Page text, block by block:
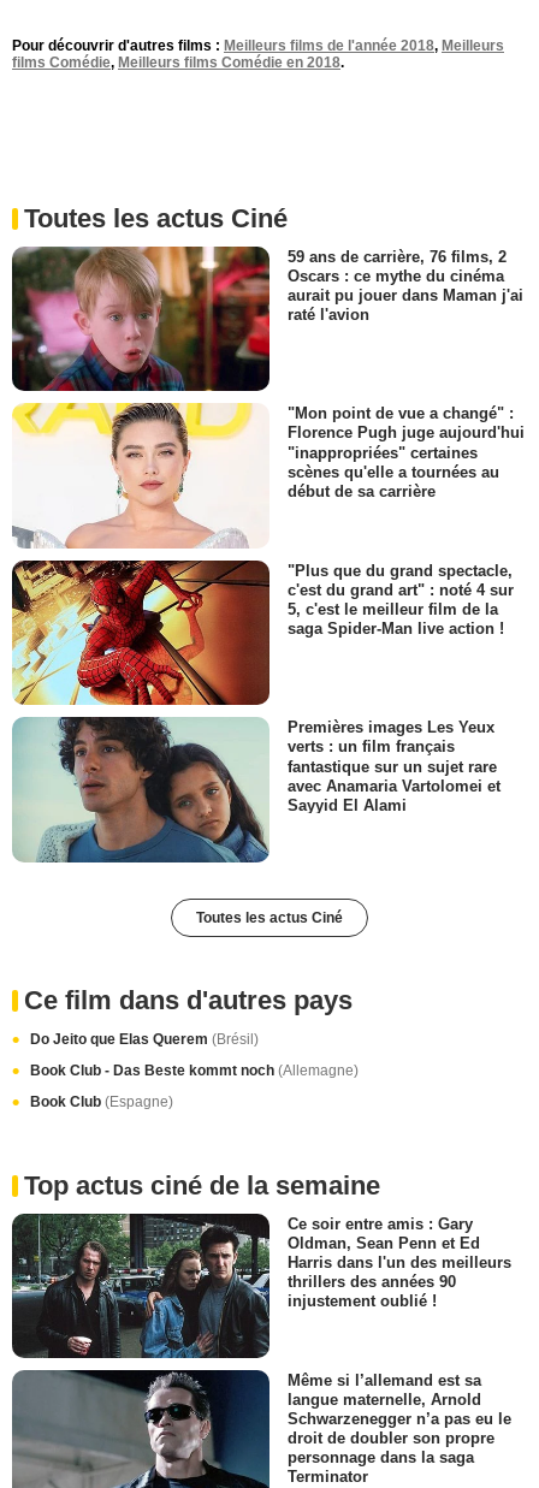
Pour découvrir d'autres films : Meilleurs films de l'année 2018, Meilleurs
films Comédie, Meilleurs films Comédie en 2018.
Toutes les actus Ciné
59 ans de carrière, 76 films, 2
Oscars : ce mythe du cinéma
aurait pu jouer dans Maman j'ai
raté l'avion
"Mon point de vue a changé" :
Florence Pugh juge aujourd'hui
"inappropriées" certaines
scènes qu'elle a tournées au
début de sa carrière
"Plus que du grand spectacle,
c'est du grand art" : noté 4 sur
5, c'est le meilleur film de la
saga Spider-Man live action !
Premières images Les Yeux
verts : un film français
fantastique sur un sujet rare
avec Anamaria Vartolomei et
Sayyid El Alami
Toutes les actus Ciné
Ce film dans d'autres pays
Do Jeito que Elas Querem (Brésil)
Book Club - Das Beste kommt noch (Allemagne)
Book Club (Espagne)
Top actus ciné de la semaine
Ce soir entre amis : Gary
Oldman, Sean Penn et Ed
Harris dans l'un des meilleurs
thrillers des années 90
injustement oublié !
Même si l’allemand est sa
langue maternelle, Arnold
Schwarzenegger n’a pas eu le
droit de doubler son propre
personnage dans la saga
Terminator